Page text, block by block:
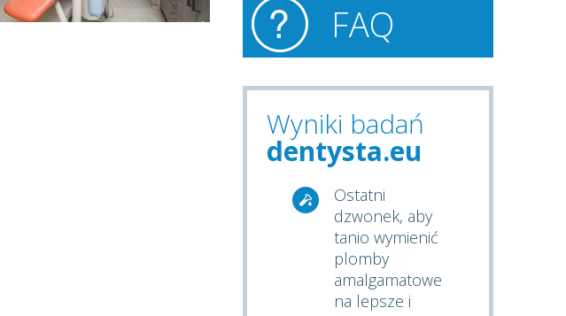
FAQ
Wyniki badań
dentysta.eu
Ostatni
dzwonek, aby
tanio wymienić
plomby
amalgamatowe
na lepsze i